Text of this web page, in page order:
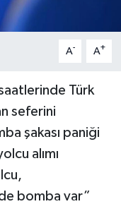
A- A+
Türk
seferini
şakası paniği
alımı
bomba var”